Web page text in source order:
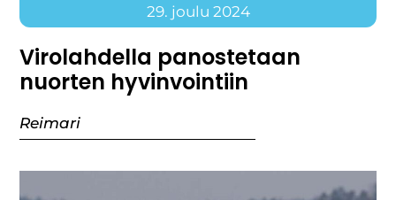
29. joulu 2024
Virolahdella panostetaan
nuorten hyvinvointiin
Reimari